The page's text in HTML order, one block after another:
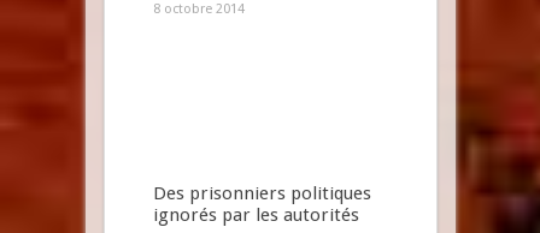
8 octobre 2014
Des prisonniers politiques
ignorés par les autorités